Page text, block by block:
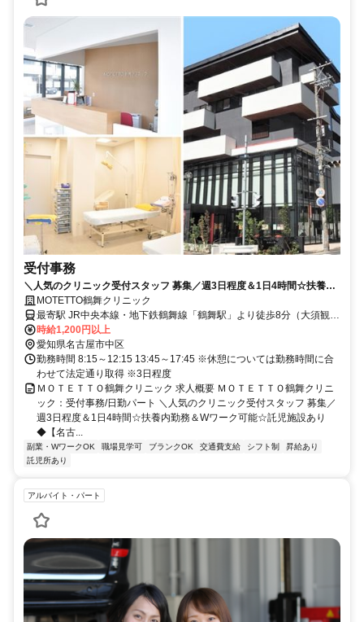
受付事務
＼人気のクリニック受付スタッフ 募集／週3日程度＆1日4時間☆扶養内
勤務＆Wワーク可能☆託児施設あり◆【名古屋市中区、鶴舞駅、クリニ
ック、受付事務、日勤パート】※積極採用中
MOTETTO鶴舞クリニック
最寄駅 JR中央本線・地下鉄鶴舞線「鶴舞駅」より徒歩8分（大須観音
駅まで11分）、地下鉄名城線「上前津駅」より徒歩10分（栄駅から
13分）
時給1,200円以上
愛知県名古屋市中区
勤務時間 8:15～12:15 13:45～17:45 ※休憩については勤務時間に合
わせて法定通り取得 ※3日程度
ＭＯＴＥＴＴＯ鶴舞クリニック 求人概要 ＭＯＴＥＴＴＯ鶴舞クリニ
ック：受付事務/日勤パート ＼人気のクリニック受付スタッフ 募集／
週3日程度＆1日4時間☆扶養内勤務＆Wワーク可能☆託児施設あり
◆【名古...
副業・WワークOK 職場見学可 ブランクOK 交通費支給 シフト制
昇給あり
託児所あり
アルバイト・パート